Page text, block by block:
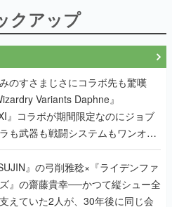
クアップ
のすさまじさにコラボ先も驚嘆
Variants Daphne』
』コラボが期間限定なのにジョブ
も武器も戦闘システムもワンオフ
まれた理由を両ディレクターに聞
』の弓削雅稔×『ライデンファ
』の齋藤貴幸──かつて縦シュー全
えていた2人が、30年後に同じ会